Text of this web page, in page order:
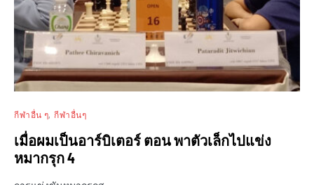
กีฬาอื่น ๆ กีฬาอื่นๆ
เมื่อผมเป็นอาร์บิเตอร์ ตอน พาตัวเล็กไปแข่ง
หมากรุก 4